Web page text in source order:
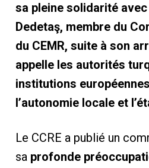
sa pleine solidarité
Dedetaş, membre du
du CEMR, suite à son
appelle les autorités
institutions
l’autonomie locale et
Le CCRE a publié un
sa profonde